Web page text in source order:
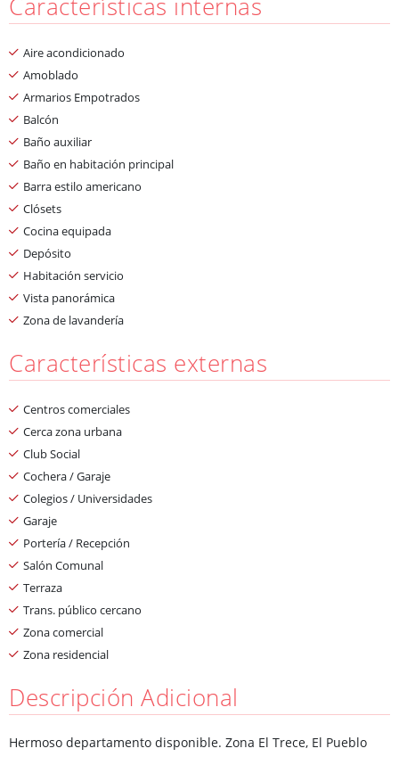
Aire acondicionado
Amoblado
Armarios Empotrados
Balcón
Baño auxiliar
Baño en habitación principal
Barra estilo americano
Clósets
Cocina equipada
Depósito
Habitación servicio
Vista panorámica
Zona de lavandería
Características externas
Centros comerciales
Cerca zona urbana
Club Social
Cochera / Garaje
Colegios / Universidades
Garaje
Portería / Recepción
Salón Comunal
Terraza
Trans. público cercano
Zona comercial
Zona residencial
Descripción Adicional
Hermoso departamento disponible. Zona El Trece, El Pueblo